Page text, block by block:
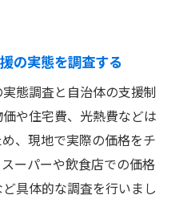
談窓口を活用する流れ
で視察計画を最適化
きポイントと窓口の活
の実態を調査する
態調査と自治体の支援制
や住宅費、光熱費などは
、現地で実際の価格をチ
ーパーや飲食店での価格
具体的な調査を行いまし